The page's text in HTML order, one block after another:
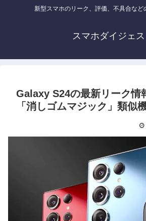
新型スマホのリーク、評価、不具合など
スマホダイジェス
Galaxy S24の最新リーク情
「消しゴムマジック」類似